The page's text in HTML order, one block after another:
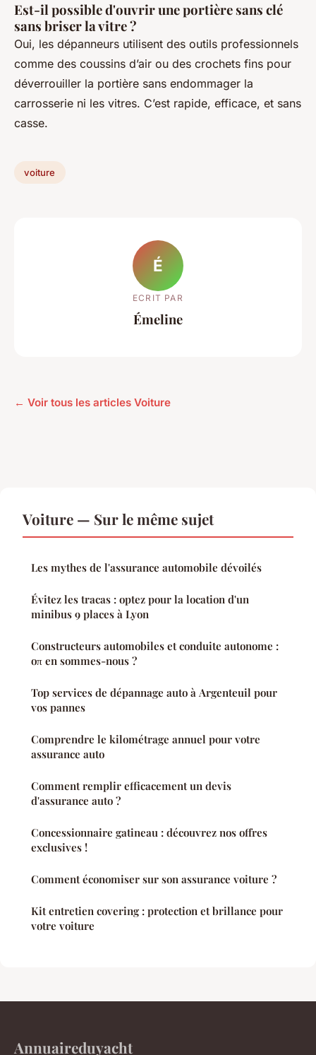
Est-il possible d'ouvrir une portière sans clé
sans briser la vitre ?
Oui, les dépanneurs utilisent des outils professionnels
comme des coussins d’air ou des crochets fins pour
déverrouiller la portière sans endommager la
carrosserie ni les vitres. C’est rapide, efficace, et sans
casse.
voiture
É
ECRIT PAR
Émeline
← Voir tous les articles Voiture
Voiture — Sur le même sujet
Les mythes de l'assurance automobile dévoilés
Évitez les tracas : optez pour la location d'un
minibus 9 places à Lyon
Constructeurs automobiles et conduite autonome :
oπ en sommes-nous ?
Top services de dépannage auto à Argenteuil pour
vos pannes
Comprendre le kilométrage annuel pour votre
assurance auto
Comment remplir efficacement un devis
d'assurance auto ?
Concessionnaire gatineau : découvrez nos offres
exclusives !
Comment économiser sur son assurance voiture ?
Kit entretien covering : protection et brillance pour
votre voiture
Annuaireduyacht